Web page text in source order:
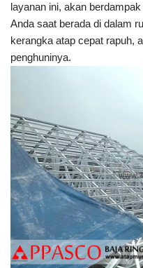
layanan ini, akan
Anda saat berada di dalam
kerangka atap cepat rapuh,
penghuninya.